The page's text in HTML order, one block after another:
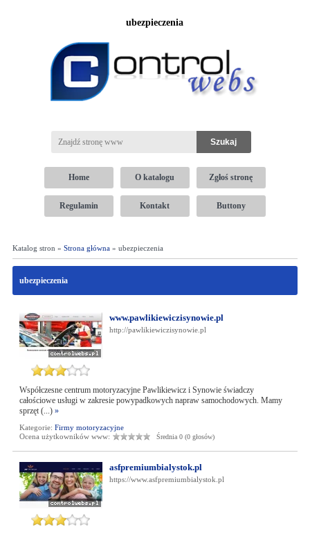
ubezpieczenia
Home O katalogu Zgłoś stronę
Regulamin Kontakt Buttony
Katalog stron » Strona główna» ubezpieczenia
ubezpieczenia
www.pawlikiewiczisynowie.pl
http://pawlikiewiczisynowie.pl
Współczesne centrum motoryzacyjne Pawlikiewicz i Synowie świadczy
całościowe usługi w zakresie powypadkowych napraw samochodowych. Mamy
sprzęt (...) »
Kategorie: Firmy motoryzacyjne
Ocena użytkowników www:
Średnia 0 (0 głosów)
asfpremiumbialystok.pl
https://www.asfpremiumbialystok.pl